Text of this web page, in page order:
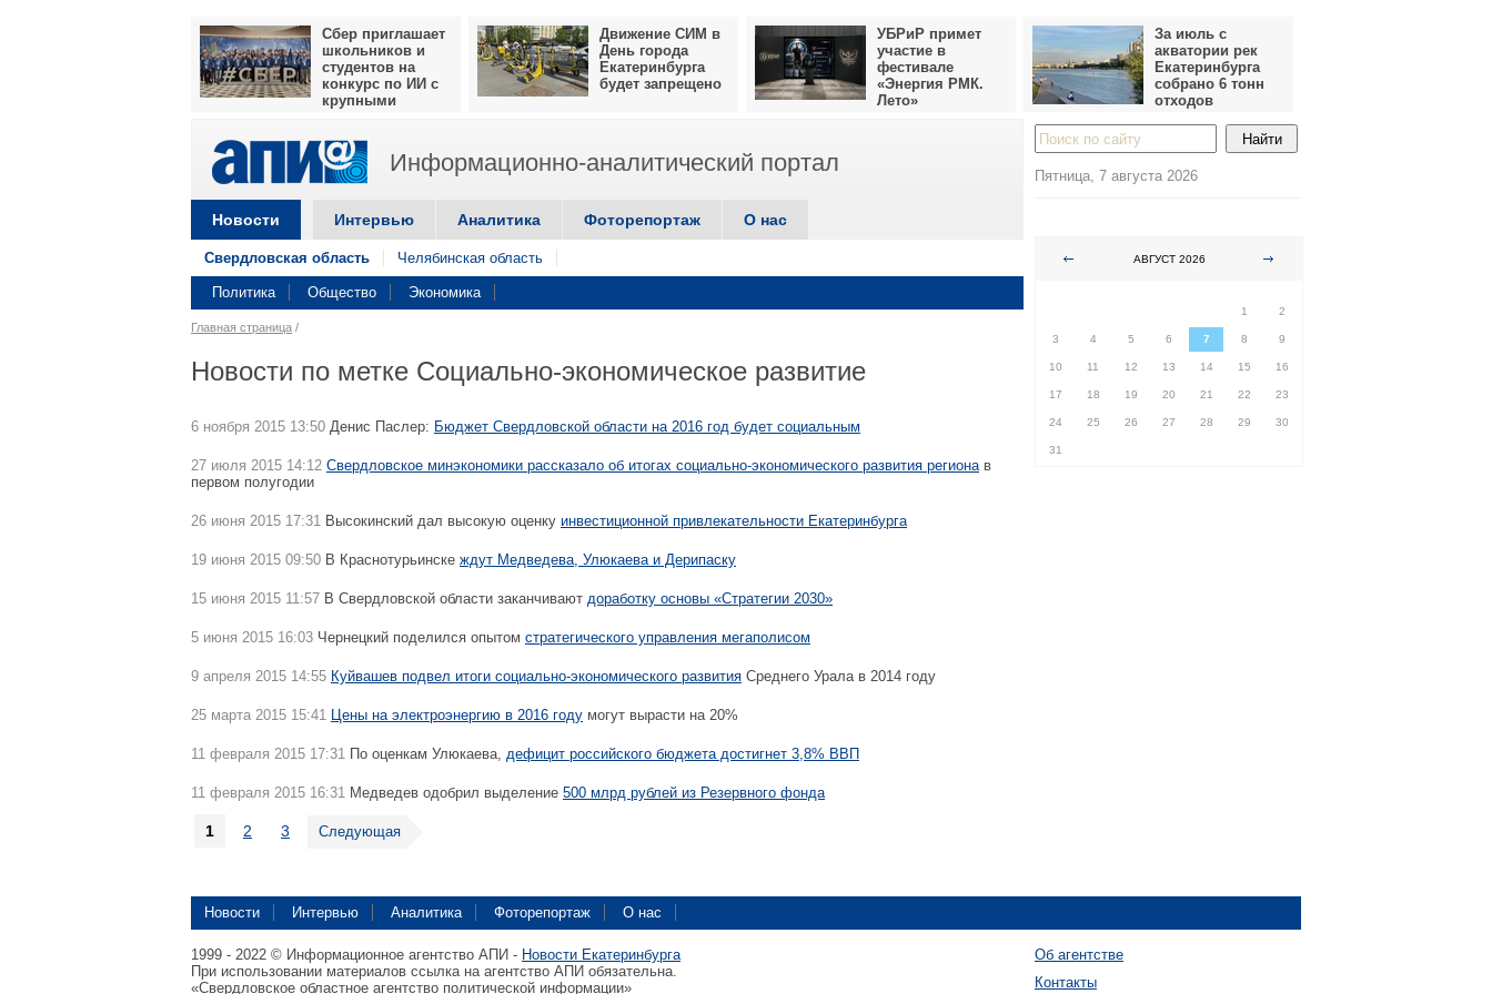
Сбер приглашает
школьников и
студентов на
конкурс по ИИ с
крупными
Движение СИМ в
День города
Екатеринбурга
будет запрещено
УБРиР примет
участие в
фестивале
«Энергия РМК.
Лето»
За июль с
акватории рек
Екатеринбурга
собрано 6 тонн
отходов
Информационно-аналитический портал
Новости Интервью Аналитика Фоторепортаж О нас
Свердловская область Челябинская область
Политика Общество Экономика
Главная страница /
Новости по метке Социально-экономическое развитие
6 ноября 2015 13:50 Денис Паслер: Бюджет Свердловской области на 2016 год будет социальным
27 июля 2015 14:12 Свердловское минэкономики рассказало об итогах социально-экономического развития регионав
первом полугодии
26 июня 2015 17:31 Высокинский дал высокую оценку инвестиционной привлекательности Екатеринбурга
19 июня 2015 09:50 В Краснотурьинске ждут Медведева, Улюкаева и Дерипаску
15 июня 2015 11:57 В Свердловской области заканчивают доработку основы «Стратегии 2030»
5 июня 2015 16:03 Чернецкий поделился опытом стратегического управления мегаполисом
9 апреля 2015 14:55 Куйвашев подвел итоги социально-экономического развития Среднего Урала в 2014 году
25 марта 2015 15:41 Цены на электроэнергию в 2016 году могут вырасти на 20%
11 февраля 2015 17:31 По оценкам Улюкаева, дефицит российского бюджета достигнет 3,8% ВВП
11 февраля 2015 16:31 Медведев одобрил выделение 500 млрд рублей из Резервного фонда
1 2 3 Следующая
Пятница, 7 августа 2026
АВГУСТ 2026
1
2
3 4 5 6 7 8 9
10 11 12 13 14 15 16
17 18 19 20 21 22 23
24 25 26 27 28 29 30
31
Новости Интервью Аналитика Фоторепортаж О нас
1999 - 2022 © Информационное агентство АПИ - Новости Екатеринбурга
При использовании материалов ссылка на агентство АПИ обязательна.
«Свердловское областное агентство политической информации»
Об агентстве
Контакты